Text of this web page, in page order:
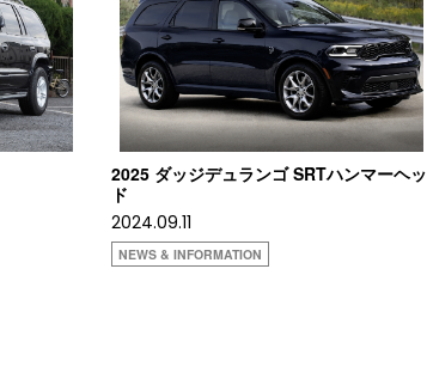
2025 ダッジデュランゴ SRTハンマーヘッ
ド
2024.09.11
NEWS & INFORMATION